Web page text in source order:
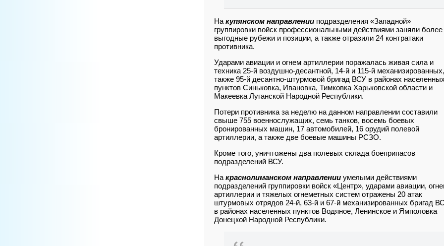
На купянском направлении подразделения «Западной»
группировки войск профессиональными действиями заняли более
выгодные рубежи и позиции, а также отразили 24 контратаки
противника.
Ударами авиации и огнем артиллерии поражалась живая сила и
техника 25-й воздушно-десантной, 14-й и 115-й
также 95-й десантно-штурмовой бригад ВСУ в районах населенных
пунктов Синьковка, Ивановка, Тимковка Харьковской области и
Макеевка Луганской Народной Республики.
Потери противника за неделю на данном направлении составили
свыше 755 военнослужащих, семь танков, восемь боевых
бронированных машин, 17 автомобилей, 16 орудий полевой
артиллерии, а также две боевые машины РСЗО.
Кроме того, уничтожены два полевых склада боеприпасов
подразделений ВСУ.
Накраснолиманском направлении умелыми действиями
подразделений группировки войск «Центр», ударами авиации,
артиллерии и тяжелых огнеметных систем отражены 20 атак
штурмовых отрядов 24-й, 63-й и 67-й механизированных бригад
в районах населенных пунктов Водяное, Ленинское и Ямполовка
Донецкой Народной Республики.